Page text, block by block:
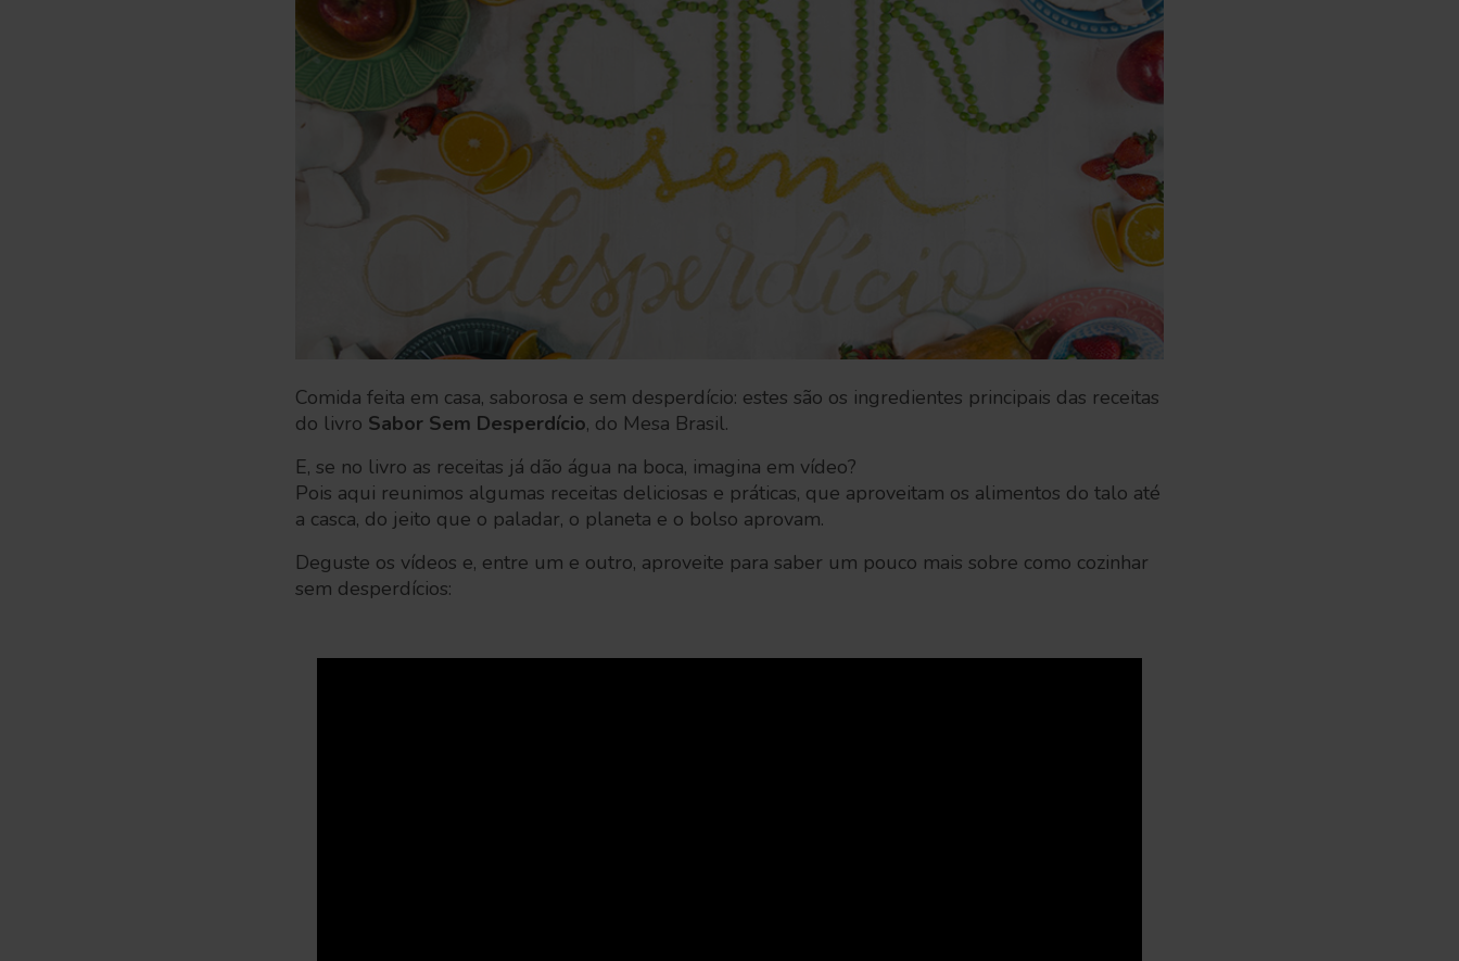
Comida feita em casa, saborosa e sem desperdício: estes são os ingredientes principais das receitas
do livro Sabor Sem Desperdício, do Mesa Brasil.
E, se no livro as receitas já dão água na boca, imagina em vídeo?
Pois aqui reunimos algumas receitas deliciosas e práticas, que aproveitam os alimentos do talo até
a casca, do jeito que o paladar, o planeta e o bolso aprovam.
Deguste os vídeos e, entre um e outro, aproveite para saber um pouco mais sobre como cozinhar
sem desperdícios: